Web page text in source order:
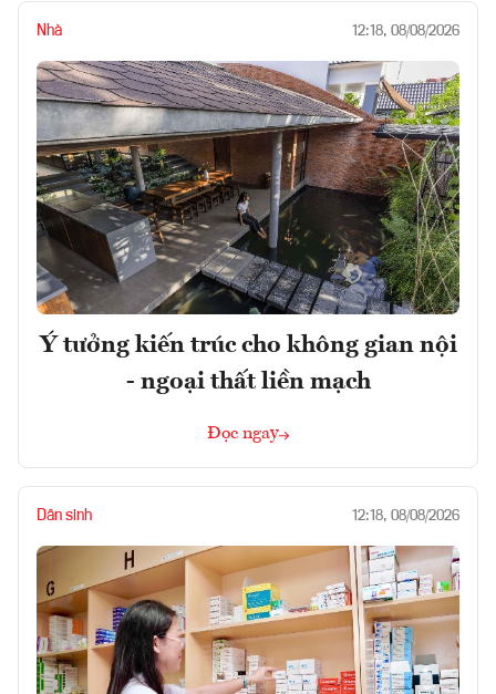
Nhà 12:18, 08/08/2026
Ý tưởng kiến trúc cho không gian nội
- ngoại thất liền mạch
Đọc ngay
Dân sinh 12:18, 08/08/2026